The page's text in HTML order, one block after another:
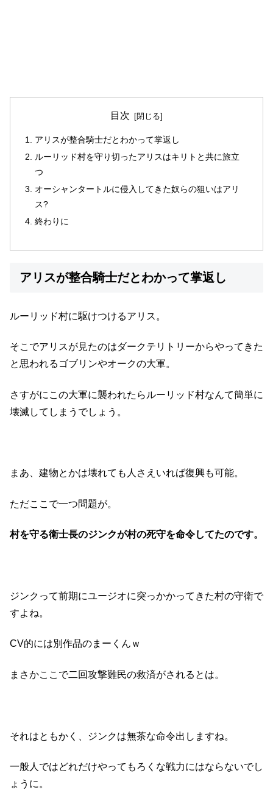
目次
アリスが整合騎士だとわかって掌返し
ルーリッド村を守り切ったアリスはキリトと共に旅立
つ
オーシャンタートルに侵入してきた奴らの狙いはアリ
ス?
終わりに
アリスが整合騎士だとわかって掌返し
ルーリッド村に駆けつけるアリス。
そこでアリスが見たのはダークテリトリーからやってきた
と思われるゴブリンやオークの大軍。
さすがにこの大軍に襲われたらルーリッド村なんて簡単に
壊滅してしまうでしょう。
まあ、建物とかは壊れても人さえいれば復興も可能。
ただここで一つ問題が。
村を守る衛士長のジンクが村の死守を命令してたのです。
ジンクって前期にユージオに突っかかってきた村の守衛で
すよね。
CV的には別作品のまーくんｗ
まさかここで二回攻撃難民の救済がされるとは。
それはともかく、ジンクは無茶な命令出しますね。
一般人ではどれだけやってもろくな戦力にはならないでし
ょうに。